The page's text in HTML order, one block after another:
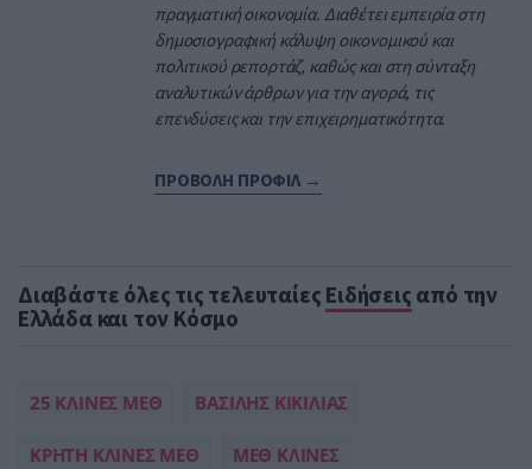
πραγματική οικονομία. Διαθέτει εμπειρία στη
δημοσιογραφική κάλυψη οικονομικού και
πολιτικού ρεπορτάζ, καθώς και στη σύνταξη
αναλυτικών άρθρων για την αγορά, τις
επενδύσεις και την επιχειρηματικότητα.
ΠΡΟΒΟΛΗ ΠΡΟΦΙΛ →
Διαβάστε όλες τις τελευταίες Ειδήσεις από την
Ελλάδα και τον Κόσμο
25 ΚΛΙΝΕΣ ΜΕΘ ΒΑΣΙΛΗΣ ΚΙΚΙΛΙΑΣ
ΚΡΗΤΗ ΚΛΙΝΕΣ ΜΕΘ ΜΕΘ ΚΛΙΝΕΣ